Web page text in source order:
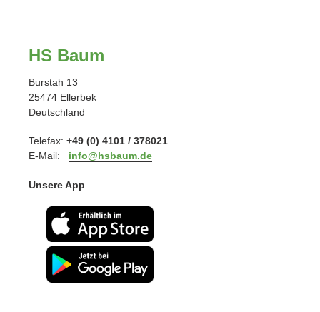
HS Baum
Burstah 13
25474 Ellerbek
Deutschland
Telefax: +49 (0) 4101 / 378021
E-Mail: info@hsbaum.de
Unsere App